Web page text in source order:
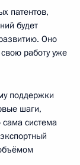
патентов,
будет
Оно
работу уже
поддержки
шаги,
сама система